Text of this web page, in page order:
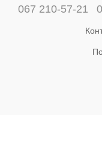
067 210-57-21